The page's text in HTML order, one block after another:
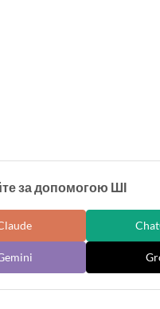
за допомогою ШІ